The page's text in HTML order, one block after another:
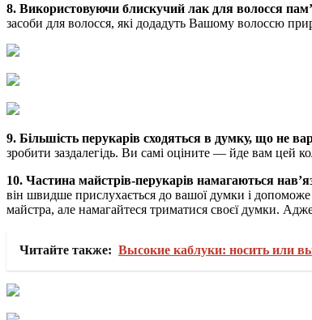
8. Використовуючи блискучий лак для волосся
засоби для волосся, які додадуть Вашому волоссю
9. Більшість перукарів сходяться в думку, що не
зробити заздалегідь. Ви самі оціните — йде вам цей
10. Частина майстрів-перукарів намагаються
він швидше прислухається до вашої думки і
майстра, але намагайтеся триматися своєї думки.
Читайте также: Высокие каблуки: носить или